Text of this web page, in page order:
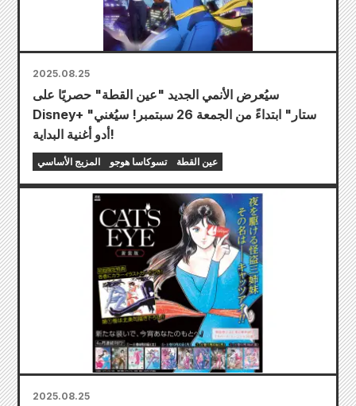
2025.08.25
سيُعرض الأنمي الجديد "عين القطة" حصريًا على
Disney+ "ستار" ابتداءً من الجمعة 26 سبتمبر! سيُغني
أدو أغنية البداية!
المزيج الأساسي تسوكاسا هوجو عين القطة
2025.08.25